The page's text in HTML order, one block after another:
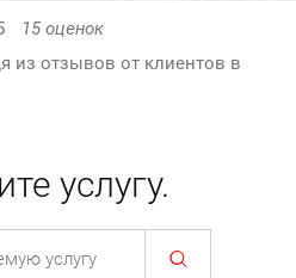
15оценок
из отзывов от клиентов в
услугу.